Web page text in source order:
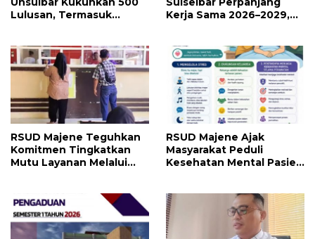
Lulusan, Termasuk
Kerja Sama 2026–2029,
Perbankan
RSUD Majene Teguhkan
Komitmen Tingkatkan
Mutu Layanan Melalui
RSUD Majene Ajak
Masyarakat Peduli
Kesehatan Mental Pasien